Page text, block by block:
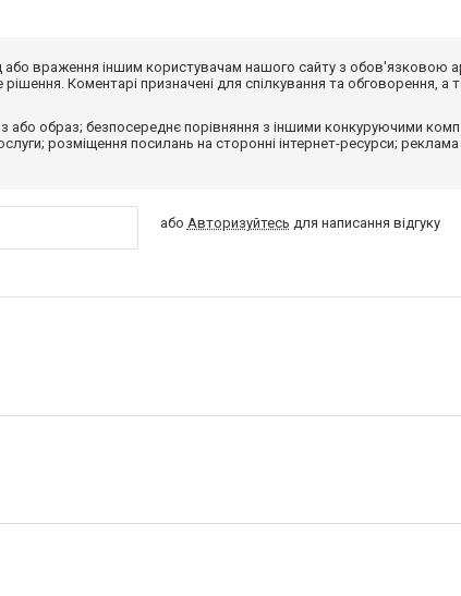
або враження іншим користувачам нашого сайту з обов'язковою
Коментарі призначені для спілкування та обговорення, а
або образ; безпосереднє порівняння з іншими конкуруючими
розміщення посилань на сторонні інтернет-ресурси; реклама
або Авторизуйтесь для написання відгуку